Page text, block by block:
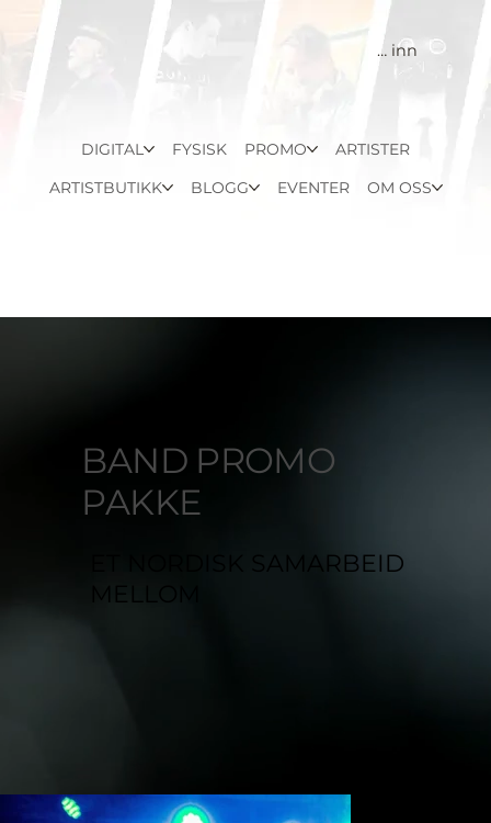
Logg inn
DIGITAL FYSISK PROMO
ARTISTER
ARTISTBUTIKK
BLOGG EVENTER OM OSS
BAND PROMO
PAKKE
ET NORDISK SAMARBEID
MELLOM